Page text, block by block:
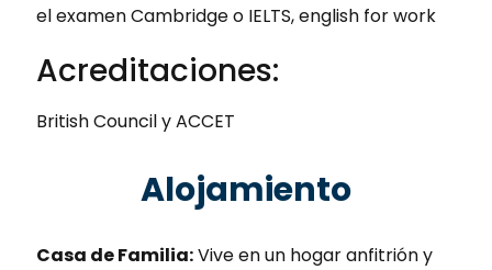
el examen Cambridge o IELTS, english for work
Acreditaciones:
British Council y ACCET
Alojamiento
Casa de Familia:Vive en un hogar anfitrión y